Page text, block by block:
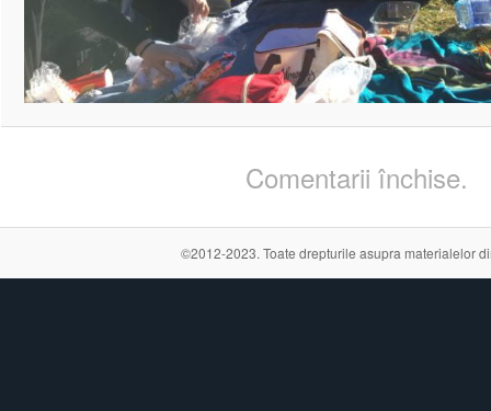
Comentarii închise.
©2012-2023. Toate drepturile asupra materialelor